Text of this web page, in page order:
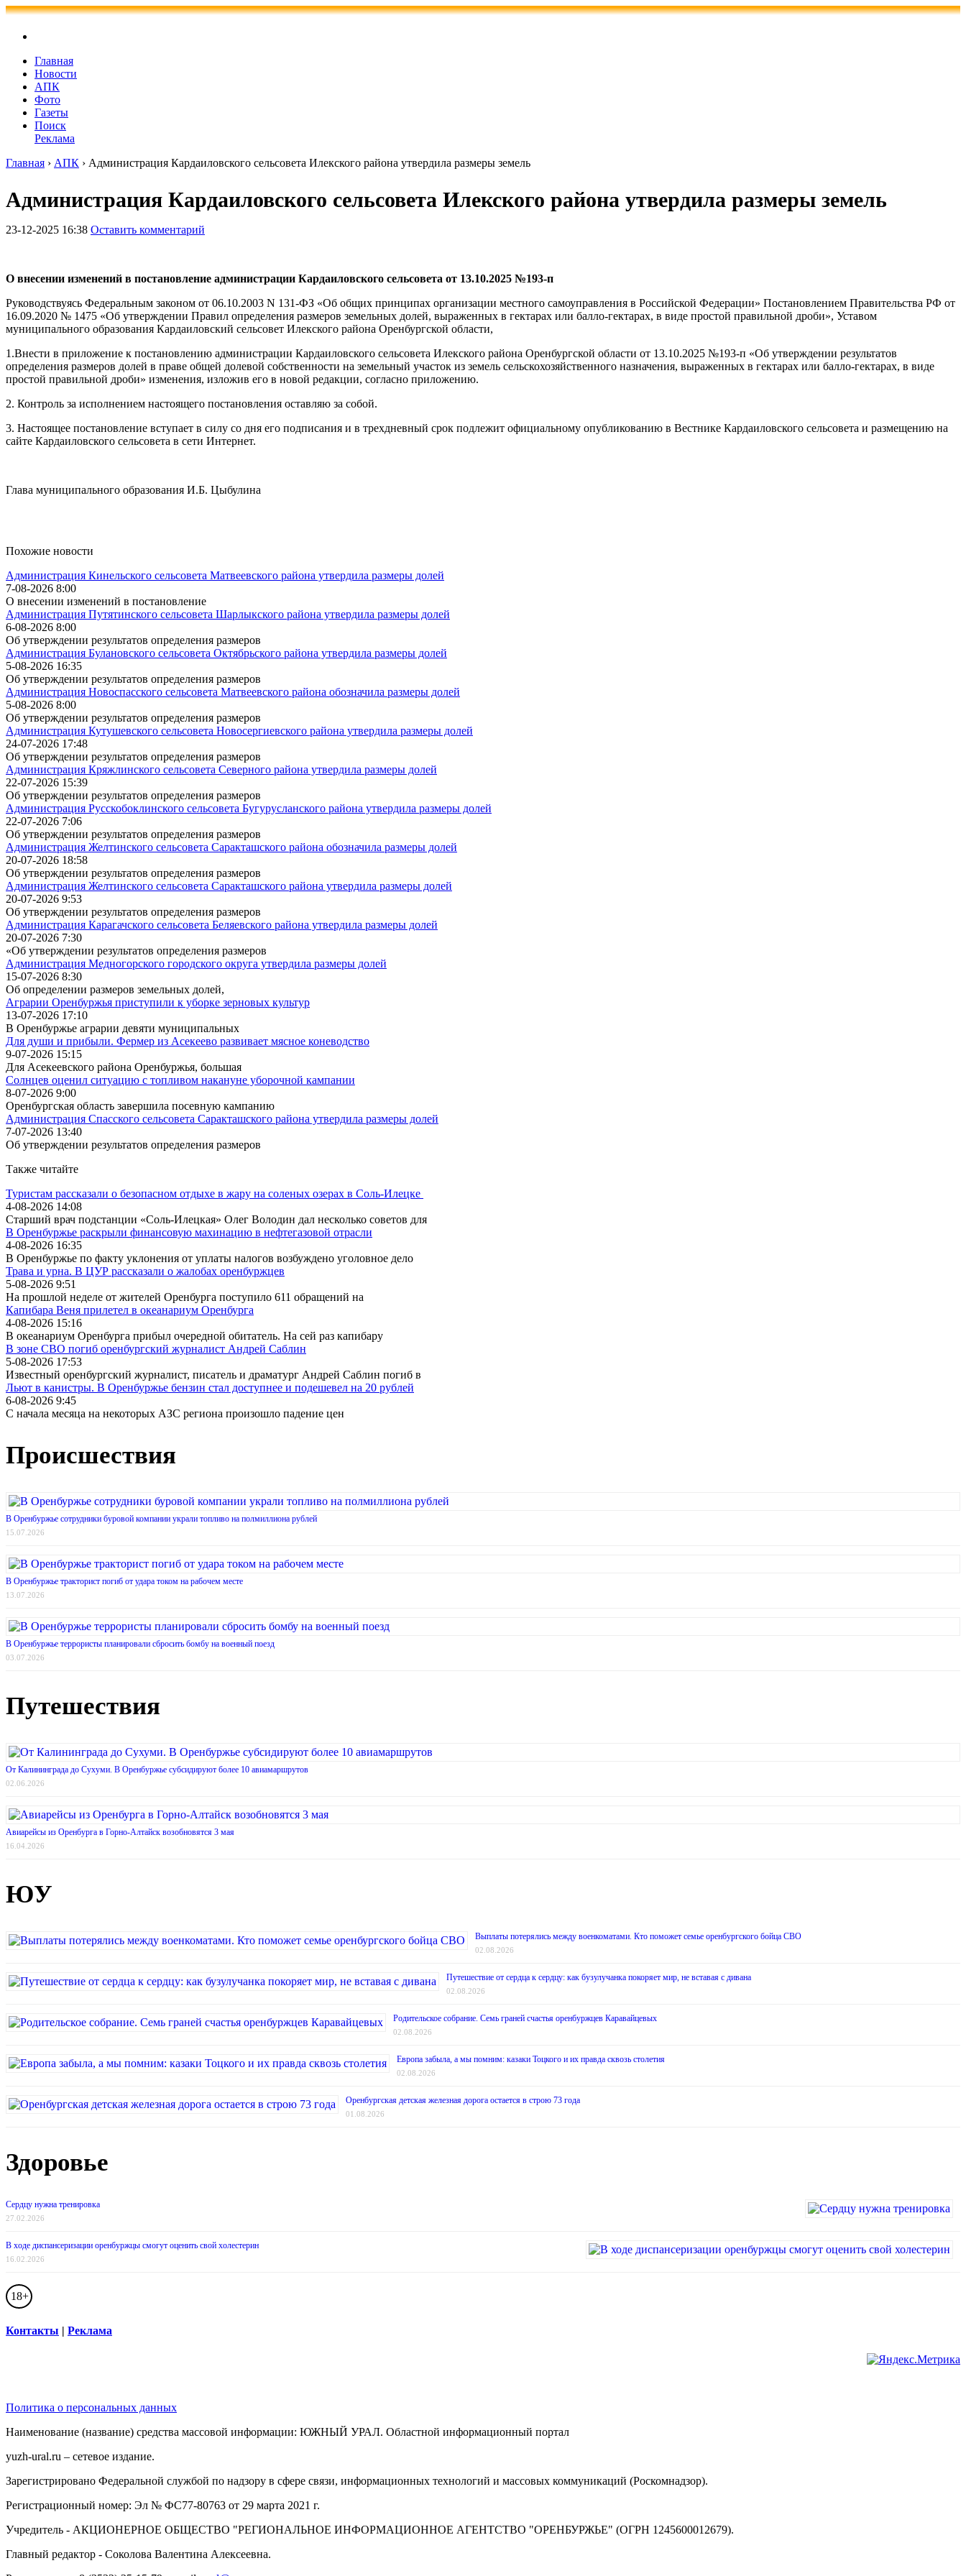
Главная
Новости
АПК
Фото
Газеты
Поиск
Реклама
Главная › АПК › Администрация Кардаиловского сельсовета Илекского района утвердила размеры земель
Администрация Кардаиловского сельсовета Илекского района утвердила размеры земель
23-12-2025 16:38 Оставить комментарий
О внесении изменений в постановление администрации Кардаиловского сельсовета от 13.10.2025 №193-п
Руководствуясь Федеральным законом от 06.10.2003 N 131-ФЗ «Об общих принципах организации местного самоуправления в Российской Федерации» Постановлением Правительства РФ от
16.09.2020 № 1475 «Об утверждении Правил определения размеров земельных долей, выраженных в гектарах или балло-гектарах, в виде простой правильной дроби», Уставом
муниципального образования Кардаиловский сельсовет Илекского района Оренбургской области,
1.Внести в приложение к постановлению администрации Кардаиловского сельсовета Илекского района Оренбургской области от 13.10.2025 №193-п «Об утверждении результатов
определения размеров долей в праве общей долевой собственности на земельный участок из земель сельскохозяйственного назначения, выраженных в гектарах или балло-гектарах, в виде
простой правильной дроби» изменения, изложив его в новой редакции, согласно приложению.
2. Контроль за исполнением настоящего постановления оставляю за собой.
3. Настоящее постановление вступает в силу со дня его подписания и в трехдневный срок подлежит официальному опубликованию в Вестнике Кардаиловского сельсовета и размещению на
сайте Кардаиловского сельсовета в сети Интернет.
Глава муниципального образования И.Б. Цыбулина
Похожие новости
Администрация Кинельского сельсовета Матвеевского района утвердила размеры долей
7-08-2026 8:00
О внесении изменений в постановление
Администрация Путятинского сельсовета Шарлыкского района утвердила размеры долей
6-08-2026 8:00
Об утверждении результатов определения размеров
Администрация Булановского сельсовета Октябрьского района утвердила размеры долей
5-08-2026 16:35
Об утверждении результатов определения размеров
Администрация Новоспасского сельсовета Матвеевского района обозначила размеры долей
5-08-2026 8:00
Об утверждении результатов определения размеров
Администрация Кутушевского сельсовета Новосергиевского района утвердила размеры долей
24-07-2026 17:48
Об утверждении результатов определения размеров
Администрация Кряжлинского сельсовета Северного района утвердила размеры долей
22-07-2026 15:39
Об утверждении результатов определения размеров
Администрация Русскобоклинского сельсовета Бугурусланского района утвердила размеры долей
22-07-2026 7:06
Об утверждении результатов определения размеров
Администрация Желтинского сельсовета Саракташского района обозначила размеры долей
20-07-2026 18:58
Об утверждении результатов определения размеров
Администрация Желтинского сельсовета Саракташского района утвердила размеры долей
20-07-2026 9:53
Об утверждении результатов определения размеров
Администрация Карагачского сельсовета Беляевского района утвердила размеры долей
20-07-2026 7:30
«Об утверждении результатов определения размеров
Администрация Медногорского городского округа утвердила размеры долей
15-07-2026 8:30
Об определении размеров земельных долей,
Аграрии Оренбуржья приступили к уборке зерновых культур
13-07-2026 17:10
В Оренбуржье аграрии девяти муниципальных
Для души и прибыли. Фермер из Асекеево развивает мясное коневодство
9-07-2026 15:15
Для Асекеевского района Оренбуржья, большая
Солнцев оценил ситуацию с топливом накануне уборочной кампании
8-07-2026 9:00
Оренбургская область завершила посевную кампанию
Администрация Спасского сельсовета Саракташского района утвердила размеры долей
7-07-2026 13:40
Об утверждении результатов определения размеров
Также читайте
Туристам рассказали о безопасном отдыхе в жару на соленых озерах в Соль-Илецке
4-08-2026 14:08
Старший врач подстанции «Соль-Илецкая» Олег Володин дал несколько советов для
В Оренбуржье раскрыли финансовую махинацию в нефтегазовой отрасли
4-08-2026 16:35
В Оренбуржье по факту уклонения от уплаты налогов возбуждено уголовное дело
Трава и урна. В ЦУР рассказали о жалобах оренбуржцев
5-08-2026 9:51
На прошлой неделе от жителей Оренбурга поступило 611 обращений на
Капибара Веня прилетел в океанариум Оренбурга
4-08-2026 15:16
В океанариум Оренбурга прибыл очередной обитатель. На сей раз капибару
В зоне СВО погиб оренбургский журналист Андрей Саблин
5-08-2026 17:53
Известный оренбургский журналист, писатель и драматург Андрей Саблин погиб в
Льют в канистры. В Оренбуржье бензин стал доступнее и подешевел на 20 рублей
6-08-2026 9:45
С начала месяца на некоторых АЗС региона произошло падение цен
Происшествия
В Оренбуржье сотрудники буровой компании украли топливо на полмиллиона рублей
15.07.2026
В Оренбуржье тракторист погиб от удара током на рабочем месте
13.07.2026
В Оренбуржье террористы планировали сбросить бомбу на военный поезд
03.07.2026
Путешествия
От Калининграда до Сухуми. В Оренбуржье субсидируют более 10 авиамаршрутов
02.06.2026
Авиарейсы из Оренбурга в Горно-Алтайск возобновятся 3 мая
16.04.2026
ЮУ
Выплаты потерялись между военкоматами. Кто поможет семье оренбургского бойца СВО
02.08.2026
Путешествие от сердца к сердцу: как бузулучанка покоряет мир, не вставая с дивана
02.08.2026
Родительское собрание. Семь граней счастья оренбуржцев Каравайцевых
02.08.2026
Европа забыла, а мы помним: казаки Тоцкого и их правда сквозь столетия
02.08.2026
Оренбургская детская железная дорога остается в строю 73 года
01.08.2026
Здоровье
Сердцу нужна тренировка
27.02.2026
В ходе диспансеризации оренбуржцы смогут оценить свой холестерин
16.02.2026
18+
Контакты | Реклама
Политика о персональных данных
Наименование (название) средства массовой информации: ЮЖНЫЙ УРАЛ. Областной информационный портал
yuzh-ural.ru – сетевое издание.
Зарегистрировано Федеральной службой по надзору в сфере связи, информационных технологий и массовых коммуникаций (Роскомнадзор).
Регистрационный номер: Эл № ФС77-80763 от 29 марта 2021 г.
Учредитель - АКЦИОНЕРНОЕ ОБЩЕСТВО "РЕГИОНАЛЬНОЕ ИНФОРМАЦИОННОЕ АГЕНТСТВО "ОРЕНБУРЖЬЕ" (ОГРН 1245600012679).
Главный редактор - Соколова Валентина Алексеевна.